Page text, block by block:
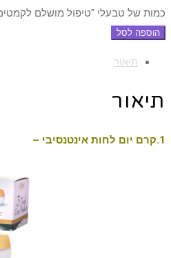
כמות של טבעלי "טיפול מושלם
הוספה לסל
תיאור
תיאור
1.קרם יום לחות אינטנסיבי –